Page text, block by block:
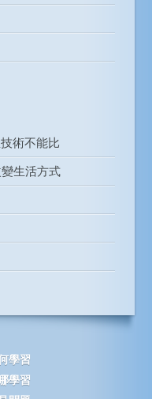
術不能比
生活方式
學習
學習